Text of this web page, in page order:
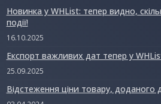
Новинка у WHList: тепер видно,
події!
16.10.2025
Експорт важливих дат тепер у
25.09.2025
Відстеження ціни товару, доданого